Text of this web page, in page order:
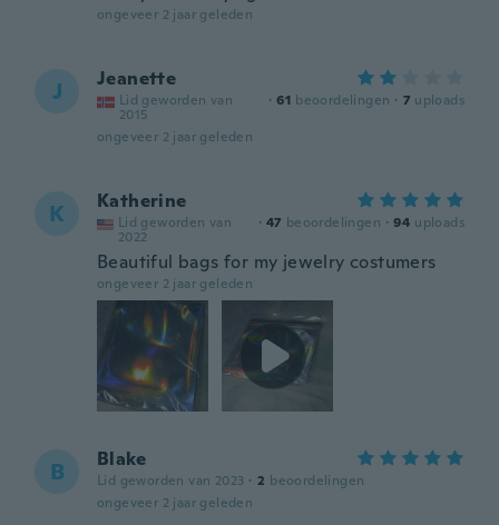
ongeveer 2 jaar geleden
J Jeanette
Lid geworden van
2015
· 61 beoordelingen · 7 uploads
ongeveer 2 jaar geleden
K Katherine
Lid geworden van
2022
· 47 beoordelingen · 94 uploads
Beautiful bags for my jewelry costumers
ongeveer 2 jaar geleden
B Blake
Lid geworden van 2023 · 2 beoordelingen
ongeveer 2 jaar geleden